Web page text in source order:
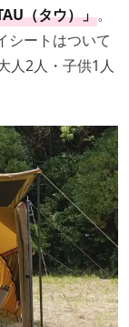
（タウ）」。
シートはついて
人2人・子供1人